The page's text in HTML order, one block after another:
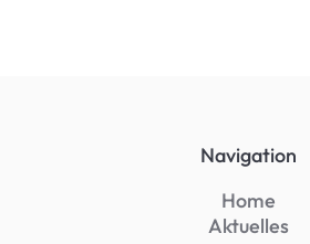
Navigation
Home
Aktuelles